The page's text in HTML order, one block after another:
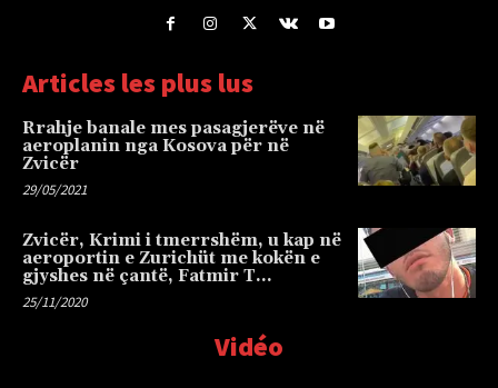
Articles les plus lus
Rrahje banale mes pasagjerëve në
aeroplanin nga Kosova për në
Zvicër
29/05/2021
Zvicër, Krimi i tmerrshëm, u kap në
aeroportin e Zurichüt me kokën e
gjyshes në çantë, Fatmir T…
25/11/2020
Vidéo